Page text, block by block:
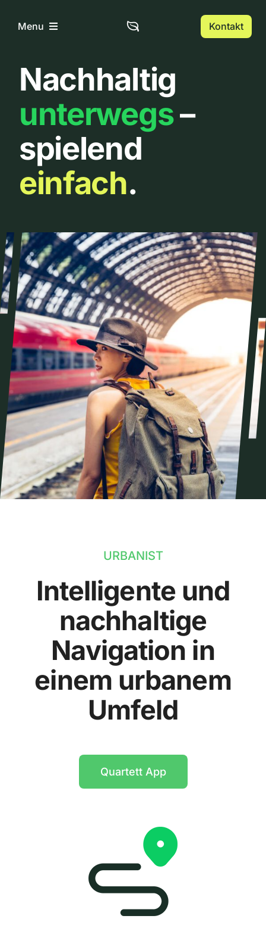
InhaltMenu
Home
Über uns
Urbanlist
Kontakt
Nachhaltig
unterwegs–
spielend
einfach.
URBANIST
Intelligente und
nachhaltige
Navigation in
einem urbanem
Umfeld
Quartett App